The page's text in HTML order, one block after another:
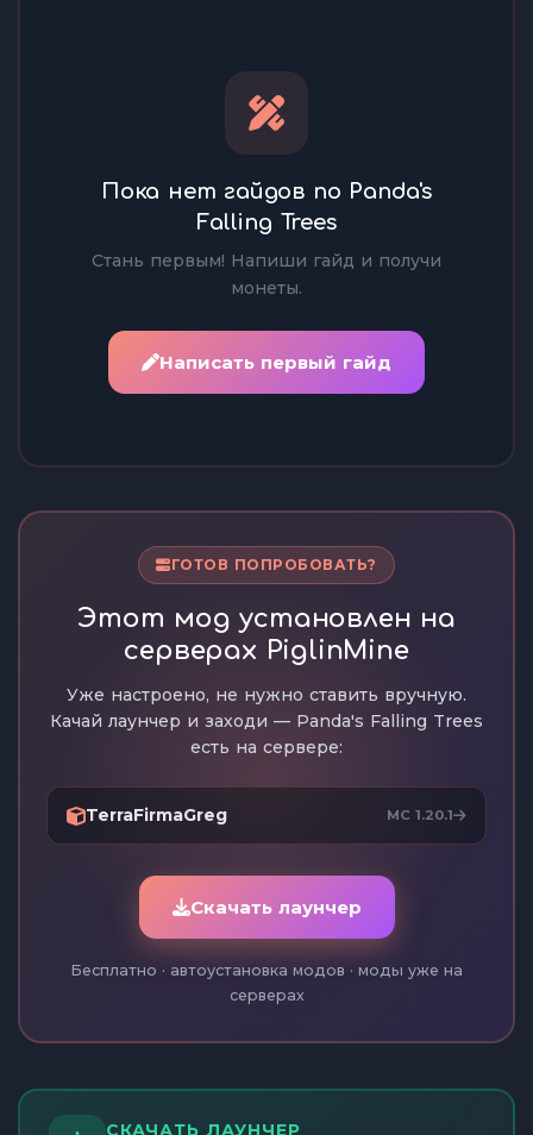
Пока нет гайдов по Panda's
Falling Trees
Стань первым! Напиши гайд и получи
монеты.
Написать первый гайд
ГОТОВ ПОПРОБОВАТЬ?
Этот мод установлен на
серверах PiglinMine
Уже настроено, не нужно ставить вручную.
Качай лаунчер и заходи — Panda's Falling Trees
есть на сервере:
TerraFirmaGreg MC 1.20.1
Скачать лаунчер
Бесплатно · автоустановка модов · моды уже на
серверах
СКАЧАТЬ ЛАУНЧЕР